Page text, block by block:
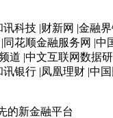
科技 |财新网 |金融
同花顺金融服务网 |中
道 |中文互联网数据
银行 |凤凰理财 |中
的新金融平台